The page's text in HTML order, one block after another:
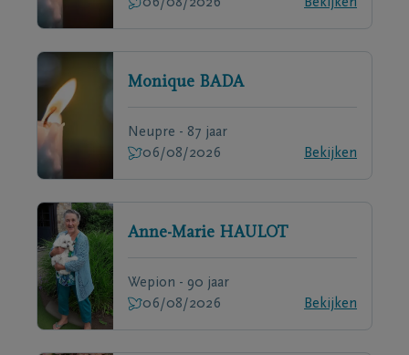
Monique BADA
Neupre - 87 jaar
06/08/2026
Bekijken
Anne-Marie HAULOT
Wepion - 90 jaar
06/08/2026
Bekijken